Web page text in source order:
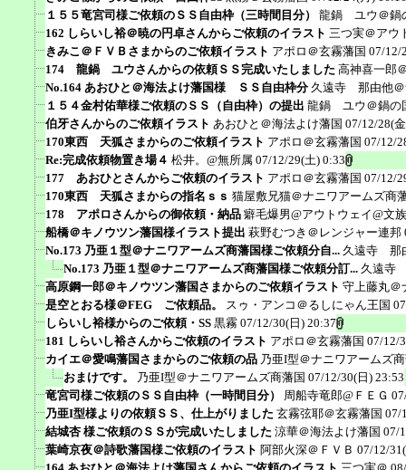
１５５竜宮司様ご依頼のＳＳ自由枠（三時間目分）
龍鍋 ユウ＠鍋
162 しらいし裕＠暁の円卓さんからご依頼のイラスト 三つ実＠アウ
きみこ＠ＦＶＢさまからのご依頼イラスト アポロ＠玄霧藩国 07/12/
174 龍鍋 ユウさんからの依頼ＳＳ完成いたしました 高神喜一郎
No.164 あおひと＠海法よけ藩国様 ＳＳ自由枠分 久遠寺 那由他＠
１５４金村佑華様ご依頼のＳＳ（自由枠）の提出 龍鍋 ユウ＠鍋の
伯牙さんからのご依頼イラスト あおひと＠海法よけ藩国 07/12/28(
170東西 天狐さまからのご依頼イラスト アポロ＠玄霧藩国 07/12/
Re:完成依頼物置き場４ 松井。@無所属 07/12/29(土) 0:33
177 あおひとさんからご依頼のイラスト アポロ＠玄霧藩国 07/12/
170東西 天狐さまからの指名ｓｓ 猫屋敷兄猫＠ナニワアームズ商
178 アポロさんからの御依頼・納品 癖毛爆男@アウトウェイ@文族
船橋＠キノウツン藩国様イラスト提出 萩野むつき＠レンジャー連邦
No.173 乃亜１型＠ナニワアームズ商藩国様ご依頼分自... 久遠寺 那
No.173 乃亜１型＠ナニワアームズ商藩国様ご依頼分訂... 久遠寺
高原鋼一郎＠キノウツン藩国さまからのご依頼イラスト 守上藤丸＠
是空とおる様＠FEG ご依頼品。
スゥ・アンコ＠るしにゃん王国
しらいし裕様からのご依頼・SS 黒霧 07/12/30(日) 20:37
181 しらいし裕さんからご依頼のイラスト アポロ＠玄霧藩国 07/12/
カイエ＠愛鳴藩国さまからのご依頼の品 乃亜I型＠ナニワアームズ
おまけです。
乃亜I型＠ナニワアームズ商藩国 07/12/30(日) 23:53
竜宮司様ご依頼のＳＳ自由枠（一時間目分）
周船寺竜郎@ＦＥＧ
乃亜I型様よりの依頼ＳＳ、仕上がりました 玄霧弦耶＠玄霧藩国 07/
結城杏 様ご依頼のＳＳが完成いたしました 涼華＠海法よけ藩国 07/
葉崎京夜＠詩歌藩国様ご依頼のイラスト 阿部火深＠ＦＶＢ 07/12/